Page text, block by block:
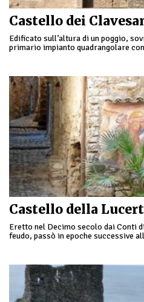
Edificato sull’altura di un poggio,
primario impianto quadrangolare
Castello della
Eretto nel Decimo secolo dai Conti
feudo, passò in epoche successive